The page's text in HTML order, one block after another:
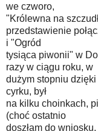
we czworo,
"Królewna na
przedstawienie
i "Ogród
tysiąca piwonii" w
razy w ciągu roku, w
dużym stopniu
cyrku, był
na kilku choinkach,
(choć ostatnio
doszłam do